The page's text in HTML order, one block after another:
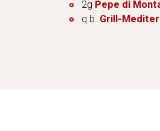
2g Pepe di
q.b. Grill-